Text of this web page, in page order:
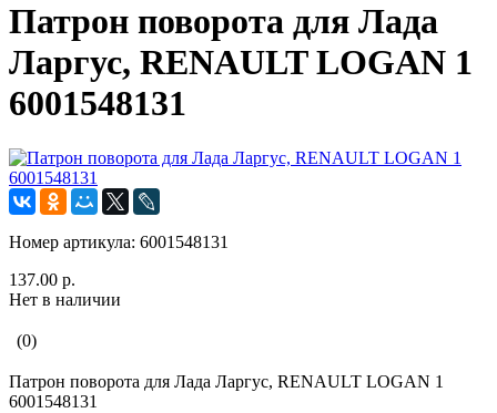
Патрон поворота для Лада
Ларгус, RENAULT LOGAN 1
6001548131
Номер артикула: 6001548131
137.00 р.
Нет в наличии
(0)
Патрон поворота для Лада Ларгус, RENAULT LOGAN 1
6001548131